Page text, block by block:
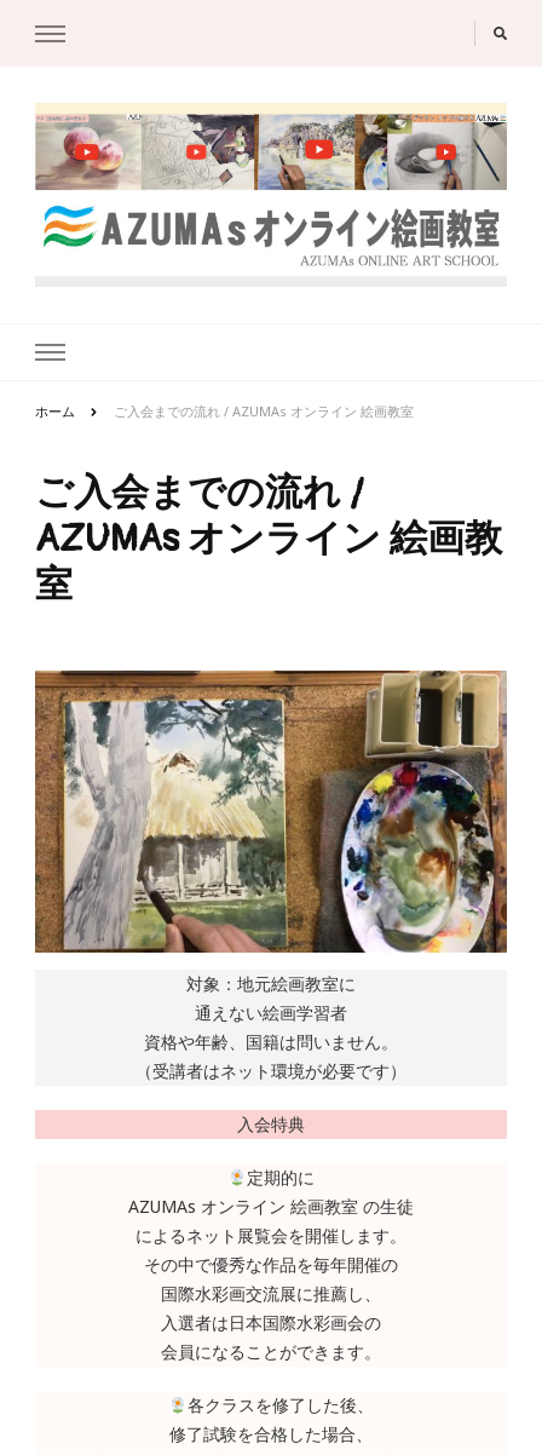
ホーム ご入会までの流れ / AZUMAs オンライン 絵画教室
ご入会までの流れ /
AZUMAs オンライン 絵画教
室
対象：地元絵画教室に
通えない絵画学習者
資格や年齢、国籍は問いません。
（受講者はネット環境が必要です）
入会特典
定期的に
AZUMAs オンライン 絵画教室 の生徒
によるネット展覧会を開催します。
その中で優秀な作品を毎年開催の
国際水彩画交流展に推薦し、
入選者は日本国際水彩画会の
会員になることができます。
各クラスを修了した後、
修了試験を合格した場合、